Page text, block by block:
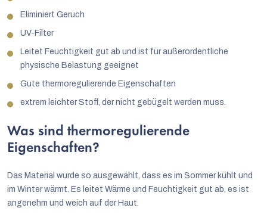
Eliminiert Geruch
UV-Filter
Leitet Feuchtigkeit gut ab und ist für außerordentliche
physische Belastung geeignet
Gute thermoregulierende Eigenschaften
extrem leichter Stoff, der nicht gebügelt werden muss.
Was sind thermoregulierende
Eigenschaften?
Das Material wurde so ausgewählt, dass es im Sommer kühlt und
im Winter wärmt. Es leitet Wärme und Feuchtigkeit gut ab, es ist
angenehm und weich auf der Haut.